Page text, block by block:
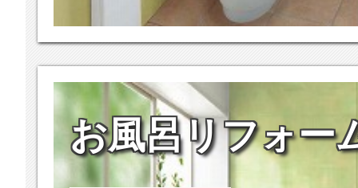
お風呂リフォー